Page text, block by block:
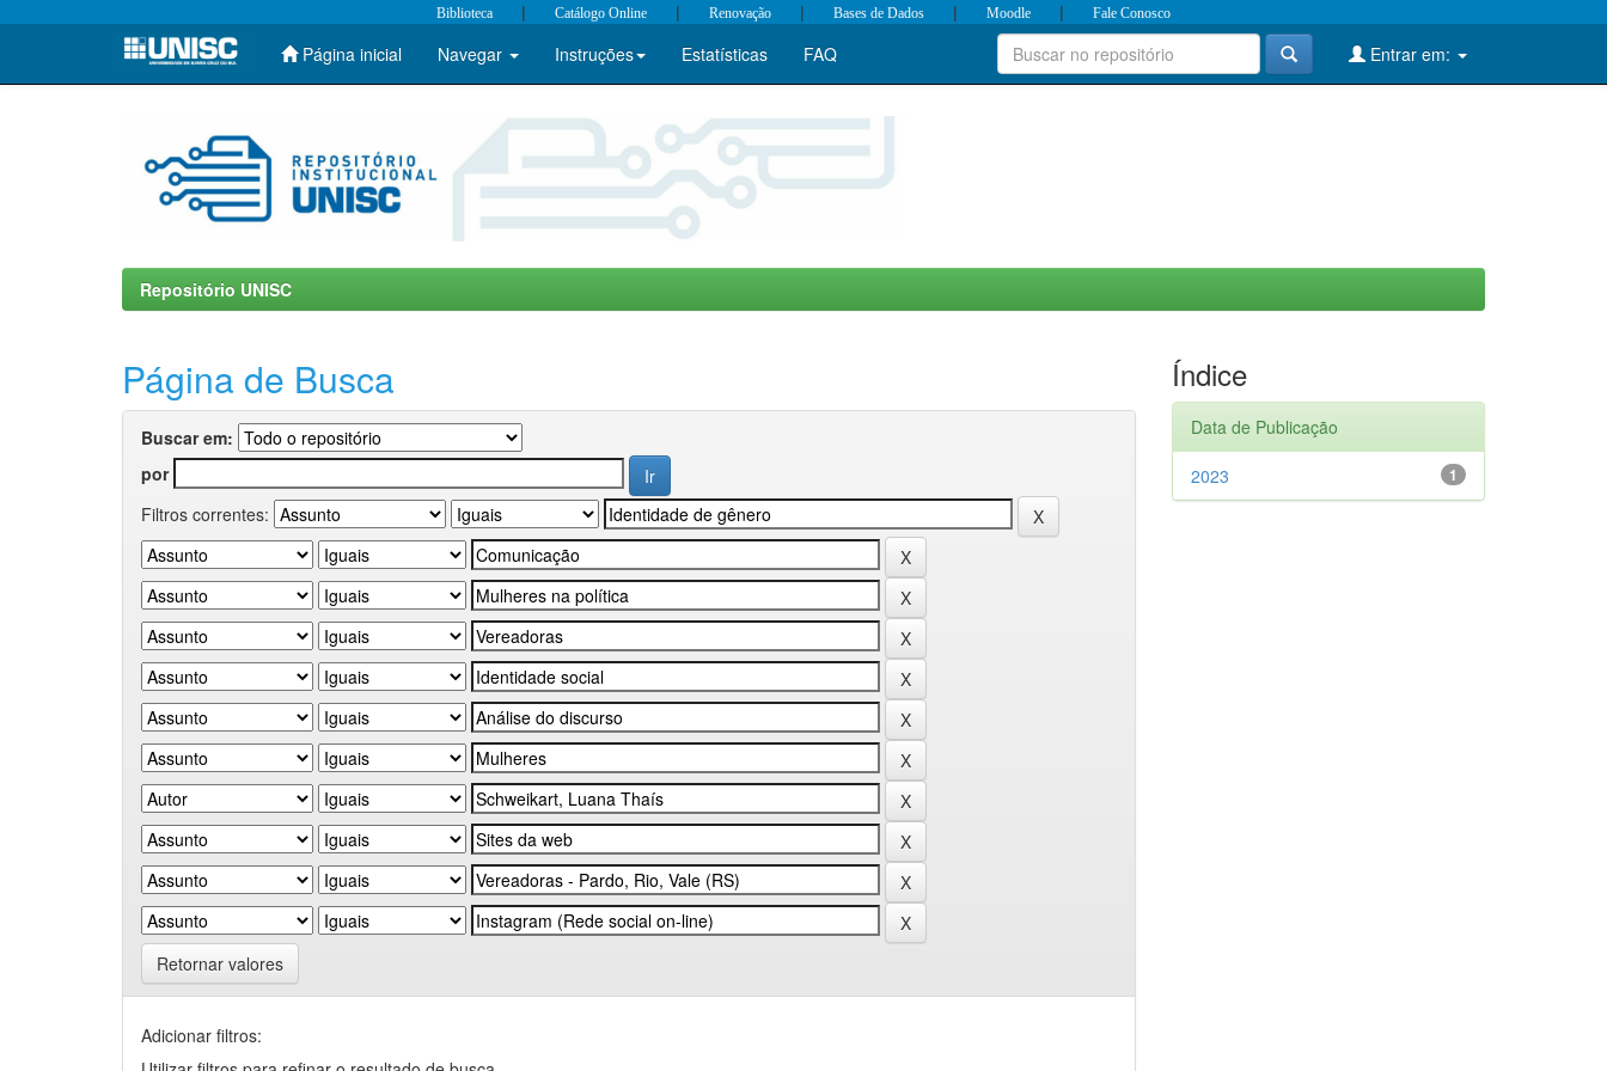
Skip
Biblioteca | Catálogo Online | Renovação | Bases de Dados | Moodle | Fale Conosco
Página inicial Navegar Instruções Estatísticas FAQ Entrar em:
Repositório UNISC
Página de Busca
Buscar em:
por
Filtros correntes:
Retornar valores
Adicionar filtros:
Índice
Data de Publicação
1
2023